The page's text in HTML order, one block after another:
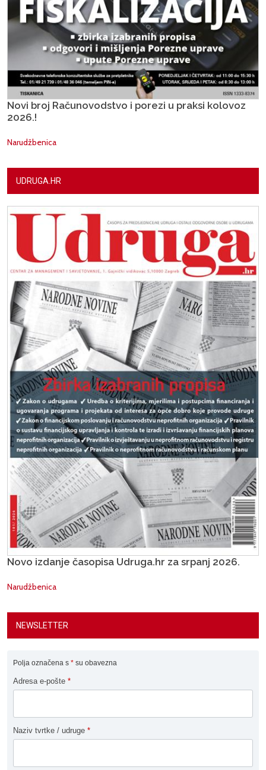
Novi broj Računovodstvo i porezi u praksi kolovoz
2026.!
Narudžbenica
UDRUGA.HR
Novo izdanje časopisa Udruga.hr za srpanj 2026.
Narudžbenica
NEWSLETTER
Polja označena s * su obavezna
Adresa e-pošte *
Naziv tvrtke / udruge *